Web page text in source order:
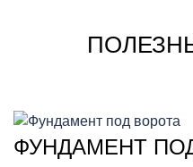
ФУНДАМЕНТ